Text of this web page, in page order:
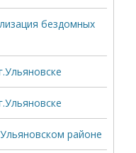
бездомных
районе